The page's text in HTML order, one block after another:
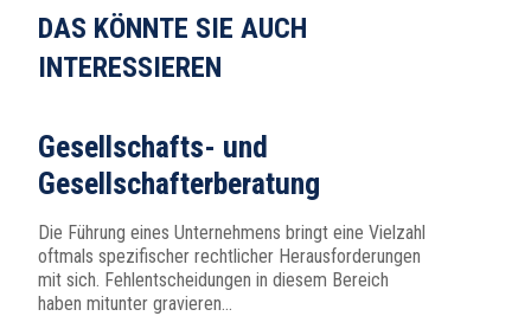
DAS KÖNNTE SIE AUCH
INTERESSIEREN
Gesellschafts- und
Gesellschafterberatung
Die Führung eines Unternehmens bringt eine Vielzahl
oftmals spezifischer rechtlicher Herausforderungen
mit sich. Fehlentscheidungen in diesem Bereich
haben mitunter gravieren...